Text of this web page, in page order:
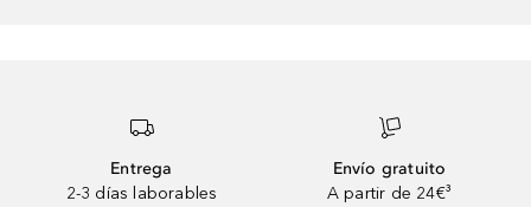
Entrega
2-3 días laborables
Envío gratuito
A partir de 24€³